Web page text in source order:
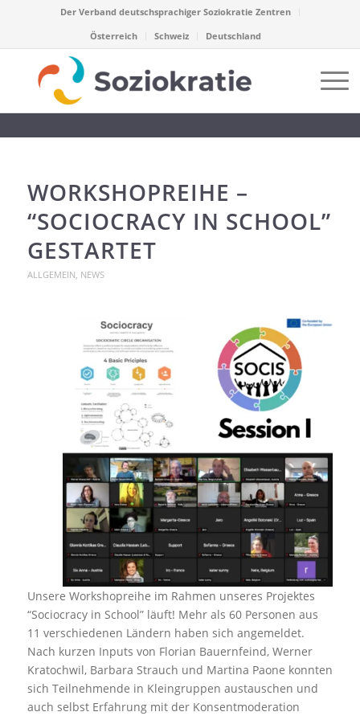
Der Verband deutschsprachiger Soziokratie Zentren
Österreich
Schweiz Deutschland
WORKSHOPREIHE –
“SOCIOCRACY IN SCHOOL”
GESTARTET
ALLGEMEIN, NEWS
Unsere Workshopreihe im Rahmen unseres Projektes
“Sociocracy in School” läuft! Mehr als 60 Personen aus
11 verschiedenen Ländern haben sich angemeldet.
Nach kurzen Inputs von Florian Bauernfeind, Werner
Kratochwil, Barbara Strauch und Martina Paone konnten
sich Teilnehmende in Kleingruppen austauschen und
auch selbst Erfahrung mit der Konsentmoderation